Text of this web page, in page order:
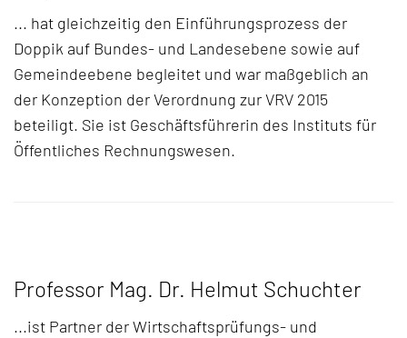
... hat gleichzeitig den Einführungsprozess der
Doppik auf Bundes- und Landesebene sowie auf
Gemeindeebene begleitet und war maßgeblich an
der Konzeption der Verordnung zur VRV 2015
beteiligt. Sie ist Geschäftsführerin des Instituts für
Öffentliches Rechnungswesen.
Professor Mag. Dr. Helmut Schuchter
...ist Partner der Wirtschaftsprüfungs- und